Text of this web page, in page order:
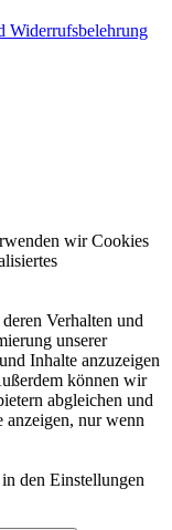
Widerrufsbelehrung
wir Cookies
Verhalten und
unserer
Inhalte anzuzeigen
können wir
abgleichen und
anzeigen, nur wenn
den Einstellungen